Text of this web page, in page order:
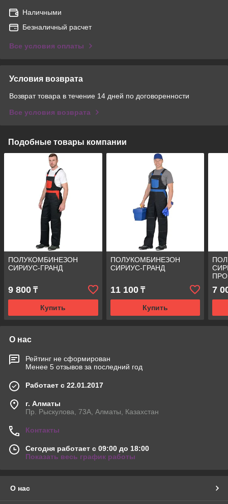
Наличными
Безналичный расчет
Все условия оплаты
Условия возврата
Возврат товара в течение 14 дней по договоренности
Все условия возврата
Подобные товары компании
ПОЛУКОМБИНЕЗОН
СИРИУС-ГРАНД
9 800 ₸
Купить
ПОЛУКОМБИНЕЗОН
СИРИУС-ГРАНД
11 100₸
Купить
7
О нас
Рейтинг не сформирован
Менее 5 отзывов за последний год
Работает с 22.01.2017
г. Алматы
Пр. Рыскулова, 73А, Алматы, Казахстан
Контакты
Сегодня работает с 09:00 до 18:00
Показать весь график работы
О нас